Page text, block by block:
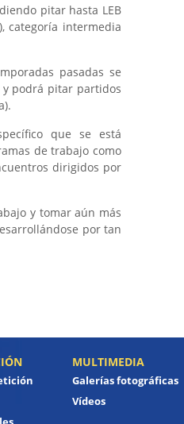
pitar hasta LEB
categoría intermedia
pasadas se
podrá pitar partidos
que se está
de trabajo como
dirigidos por
y tomar aún más
por tan
MULTIMEDIA
Galerías fotográficas
Vídeos